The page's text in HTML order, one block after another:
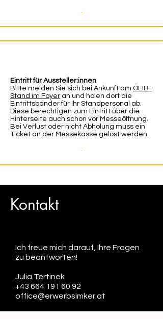
.
Eintritt für Aussteller:innen
Bitte melden Sie sich bei Ankunft am ÖEIB-
Stand im Foyer an und holen dort die
Eintrittsbänder für Ihr Standpersonal ab.
Diese berechtigen zum Eintritt über die
Hinterseite auch schon vor Messeöffnung.
Bei Verlust oder nicht Abholung muss ein
Ticket an der Messekasse gelöst werden.
.
Kontakt
Ich freue mich darauf, Ihre Fragen
zu beantworten!
Julia Tertinek
+43 664 191 60 92
office@erwerbsimker.at